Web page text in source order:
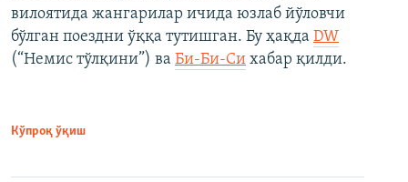
вилоятида жангарилар ичида юзлаб йўловчи
бўлган поездни ўққа тутишган. Бу ҳақда DW
(“Немис тўлқини”) ва Би-Би-Си хабар қилди.
Кўпроқ ўқиш